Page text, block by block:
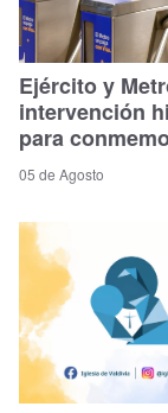
Ejército y
intervención
para
05 de Agosto